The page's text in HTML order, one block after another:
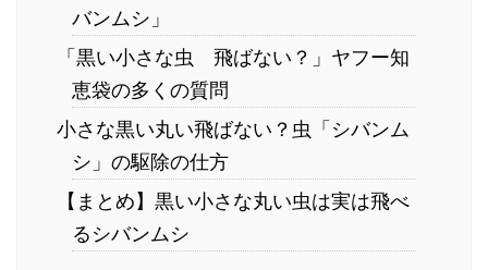
バンムシ」
「黒い小さな虫 飛ばない？」ヤフー知
恵袋の多くの質問
小さな黒い丸い飛ばない？虫「シバンム
シ」の駆除の仕方
【まとめ】黒い小さな丸い虫は実は飛べ
るシバンムシ